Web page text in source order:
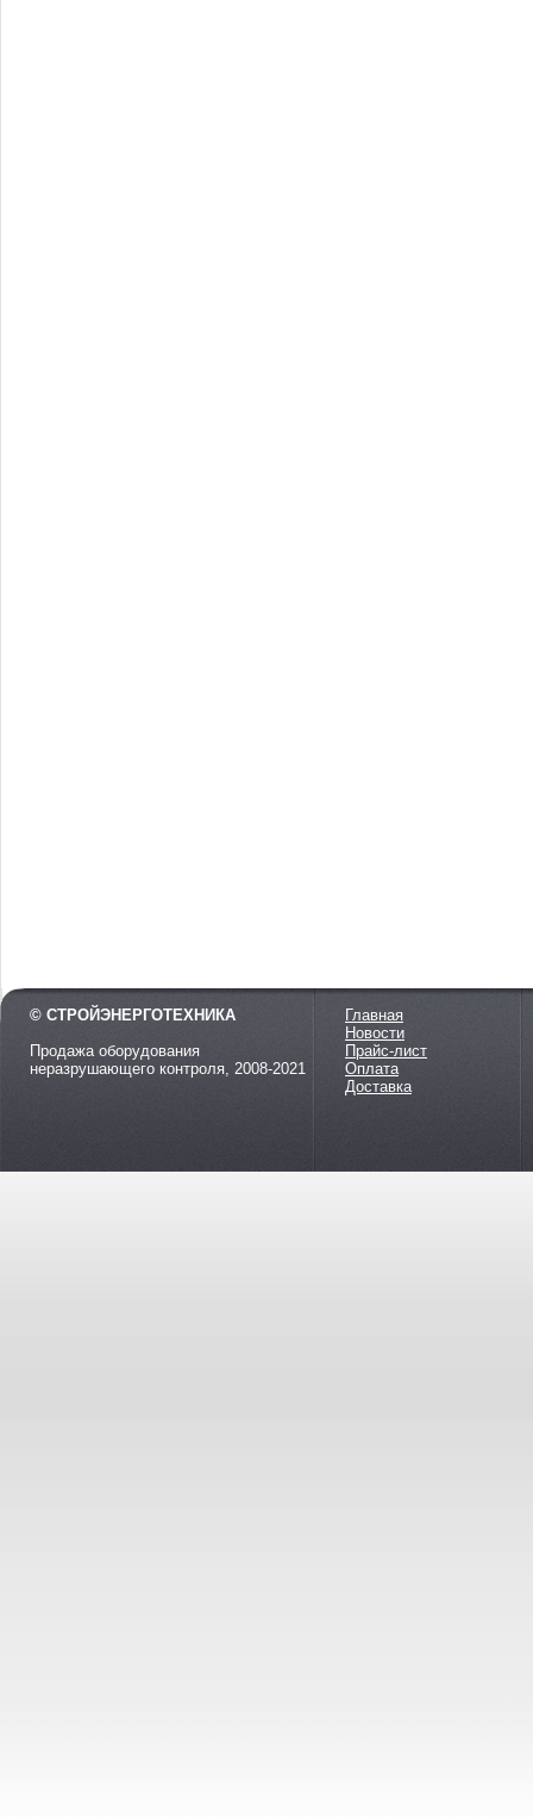
© СТРОЙЭНЕРГОТЕХНИКА
Продажа оборудования
неразрушающего контроля, 2008-2021
Главная
Новости
Прайс-лист
Оплата
Доставка